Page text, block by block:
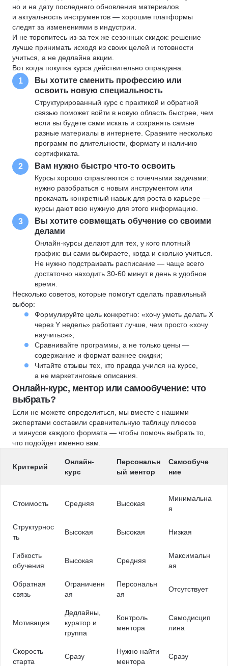
но и на дату последнего обновления материалов
и актуальность инструментов — хорошие платформы
следят за изменениями в индустрии.
И не торопитесь из-за тех же сезонных скидок: решение
лучше принимать исходя из своих целей и готовности
учиться, а не дедлайна акции.
Вот когда покупка курса действительно оправдана:
1
Вы хотите сменить профессию или
освоить новую специальность
Структурированный курс с практикой и обратной
связью поможет войти в новую область быстрее, чем
если вы будете сами искать и сохранять самые
разные материалы в интернете. Сравните несколько
программ по длительности, формату и наличию
сертификата.
2 Вам нужно быстро что-то освоить
Курсы хорошо справляются с точечными задачами:
нужно разобраться с новым инструментом или
прокачать конкретный навык для роста в карьере —
курсы дают всю нужную для этого информацию.
3
Вы хотите совмещать обучение со своими
делами
Онлайн-курсы делают для тех, у кого плотный
график: вы сами выбираете, когда и сколько учиться.
Не нужно подстраивать расписание — чаще всего
достаточно находить 30-60 минут в день в удобное
время.
Несколько советов, которые помогут сделать правильный
выбор:
Формулируйте цель конкретно: «хочу уметь делать X
через Y недель» работает лучше, чем просто «хочу
научиться»;
Сравнивайте программы, а не только цены —
содержание и формат важнее скидки;
Читайте отзывы тех, кто правда учился на курсе,
а не маркетинговые описания.
Онлайн-курс, ментор или самообучение: что
выбрать?
Если не можете определиться, мы вместе с нашими
экспертами составили сравнительную таблицу плюсов
и минусов каждого формата — чтобы помочь выбрать то,
что подойдет именно вам.
Критерий
Онлайн-
курс
Персональн
ый ментор
Самообуче
ние
Стоимость Средняя Высокая
Минимальна
я
Структурнос
ть
Высокая Высокая Низкая
Гибкость
обучения
Высокая Средняя
Максимальн
ая
Обратная
связь
Ограниченн
ая
Персональн
ая
Отсутствует
Мотивация
Дедлайны,
куратор и
группа
Контроль
ментора
Самодисцип
лина
Скорость
старта
Сразу
Нужно найти
ментора
Сразу